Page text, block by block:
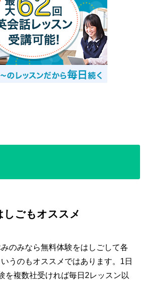
しごもオススメ
のみなら無料体験をはしごして各
うのもオススメではあります。1日
を複数社受ければ毎日2レッスン以